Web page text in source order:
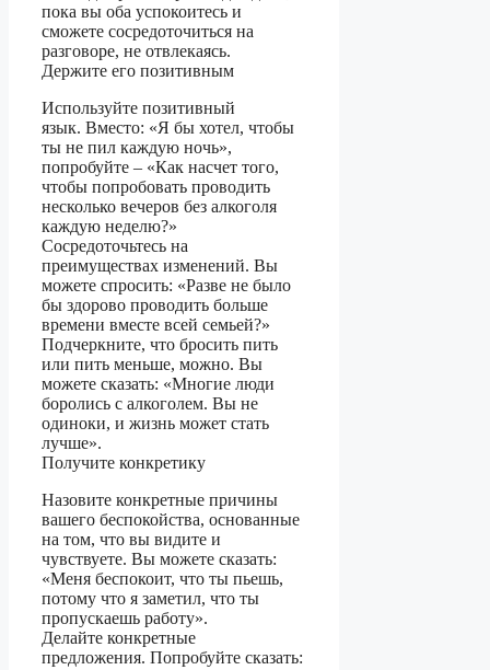
пока вы оба успокоитесь и
сможете сосредоточиться на
разговоре, не отвлекаясь.
Держите его позитивным
Используйте позитивный
язык. Вместо: «Я бы хотел, чтобы
ты не пил каждую ночь»,
попробуйте – «Как насчет того,
чтобы попробовать проводить
несколько вечеров без алкоголя
каждую неделю?»
Сосредоточьтесь на
преимуществах изменений. Вы
можете спросить: «Разве не было
бы здорово проводить больше
времени вместе всей семьей?»
Подчеркните, что бросить пить
или пить меньше, можно. Вы
можете сказать: «Многие люди
боролись с алкоголем. Вы не
одиноки, и жизнь может стать
лучше».
Получите конкретику
Назовите конкретные причины
вашего беспокойства, основанные
на том, что вы видите и
чувствуете. Вы можете сказать:
«Меня беспокоит, что ты пьешь,
потому что я заметил, что ты
пропускаешь работу».
Делайте конкретные
предложения. Попробуйте сказать: